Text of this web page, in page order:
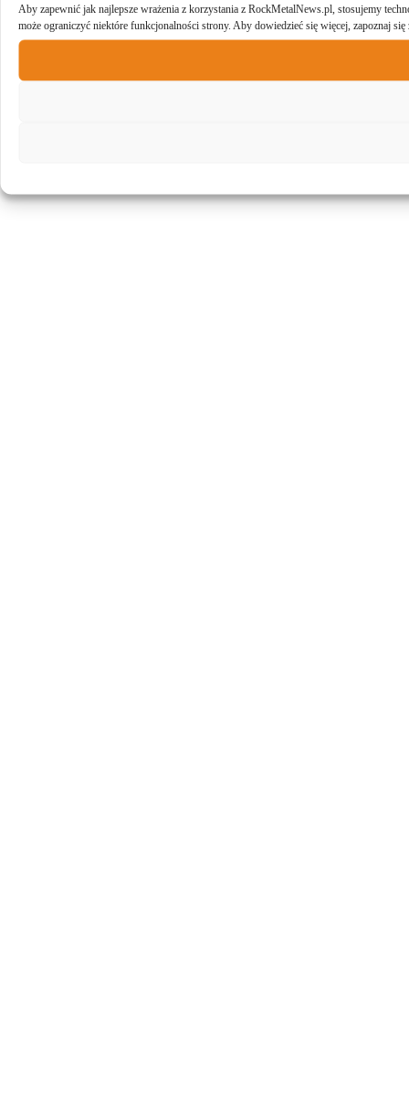
Aby zapewnić jak najlepsze wrażenia z korzystania z RockMetalNews.pl, stosujemy
może ograniczyć niektóre funkcjonalności strony. Aby dowiedzieć się więcej, zapoznaj